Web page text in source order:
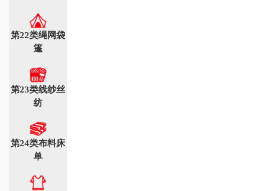
第22类绳网袋
篷
第23类线纱丝
纺
第24类布料床
单